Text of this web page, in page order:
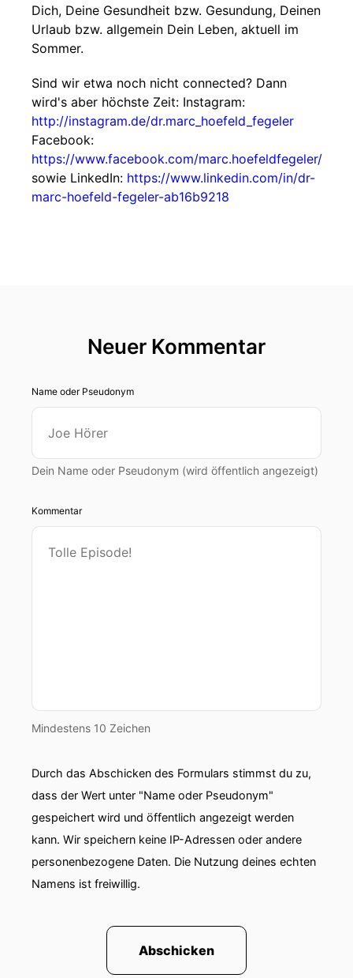
Dich, Deine Gesundheit bzw. Gesundung, Deinen
Urlaub bzw. allgemein Dein Leben, aktuell im
Sommer.
Sind wir etwa noch nicht connected? Dann
wird's aber höchste Zeit: Instagram:
http://instagram.de/dr.marc_hoefeld_fegeler
Facebook:
https://www.facebook.com/marc.hoefeldfegeler/
sowie LinkedIn: https://www.linkedin.com/in/dr-
marc-hoefeld-fegeler-ab16b9218
Neuer Kommentar
Name oder Pseudonym
Dein Name oder Pseudonym (wird öffentlich angezeigt)
Kommentar
Mindestens 10 Zeichen
Durch das Abschicken des Formulars stimmst du zu,
dass der Wert unter "Name oder Pseudonym"
gespeichert wird und öffentlich angezeigt werden
kann. Wir speichern keine IP-Adressen oder andere
personenbezogene Daten. Die Nutzung deines echten
Namens ist freiwillig.
Abschicken